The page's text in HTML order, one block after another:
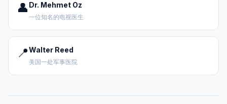
👤 Dr. Mehmet Oz
一位知名的电视医生
📍Walter Reed
美国一处军事医院